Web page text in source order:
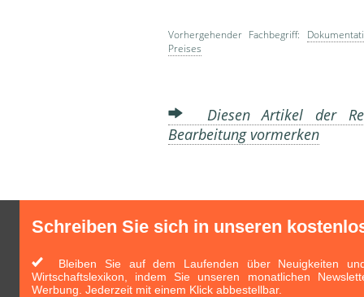
Vorhergehender Fachbegriff:
Preises
Diesen Artikel der
Bearbeitung vormerken
Schreiben Sie sich in unseren
Bleiben Sie auf dem Laufenden über Neuigkeiten
Wirtschaftslexikon, indem Sie unseren monatlichen
Werbung. Jederzeit mit einem Klick abbestellbar.